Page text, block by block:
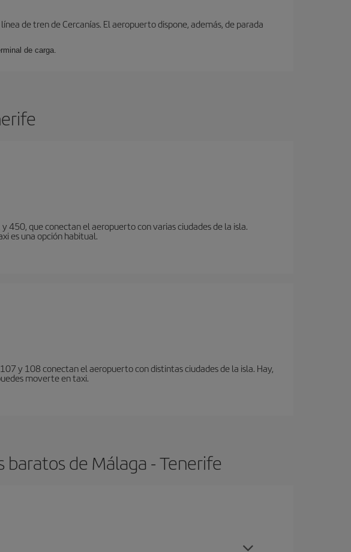
de tren de Cercanías. El aeropuerto dispone, además, de parada
de carga.
que conectan el aeropuerto con varias ciudades de la isla.
es una opción habitual.
y 108 conectan el aeropuerto con distintas ciudades de la isla. Hay,
moverte en taxi.
de Málaga - Tenerife